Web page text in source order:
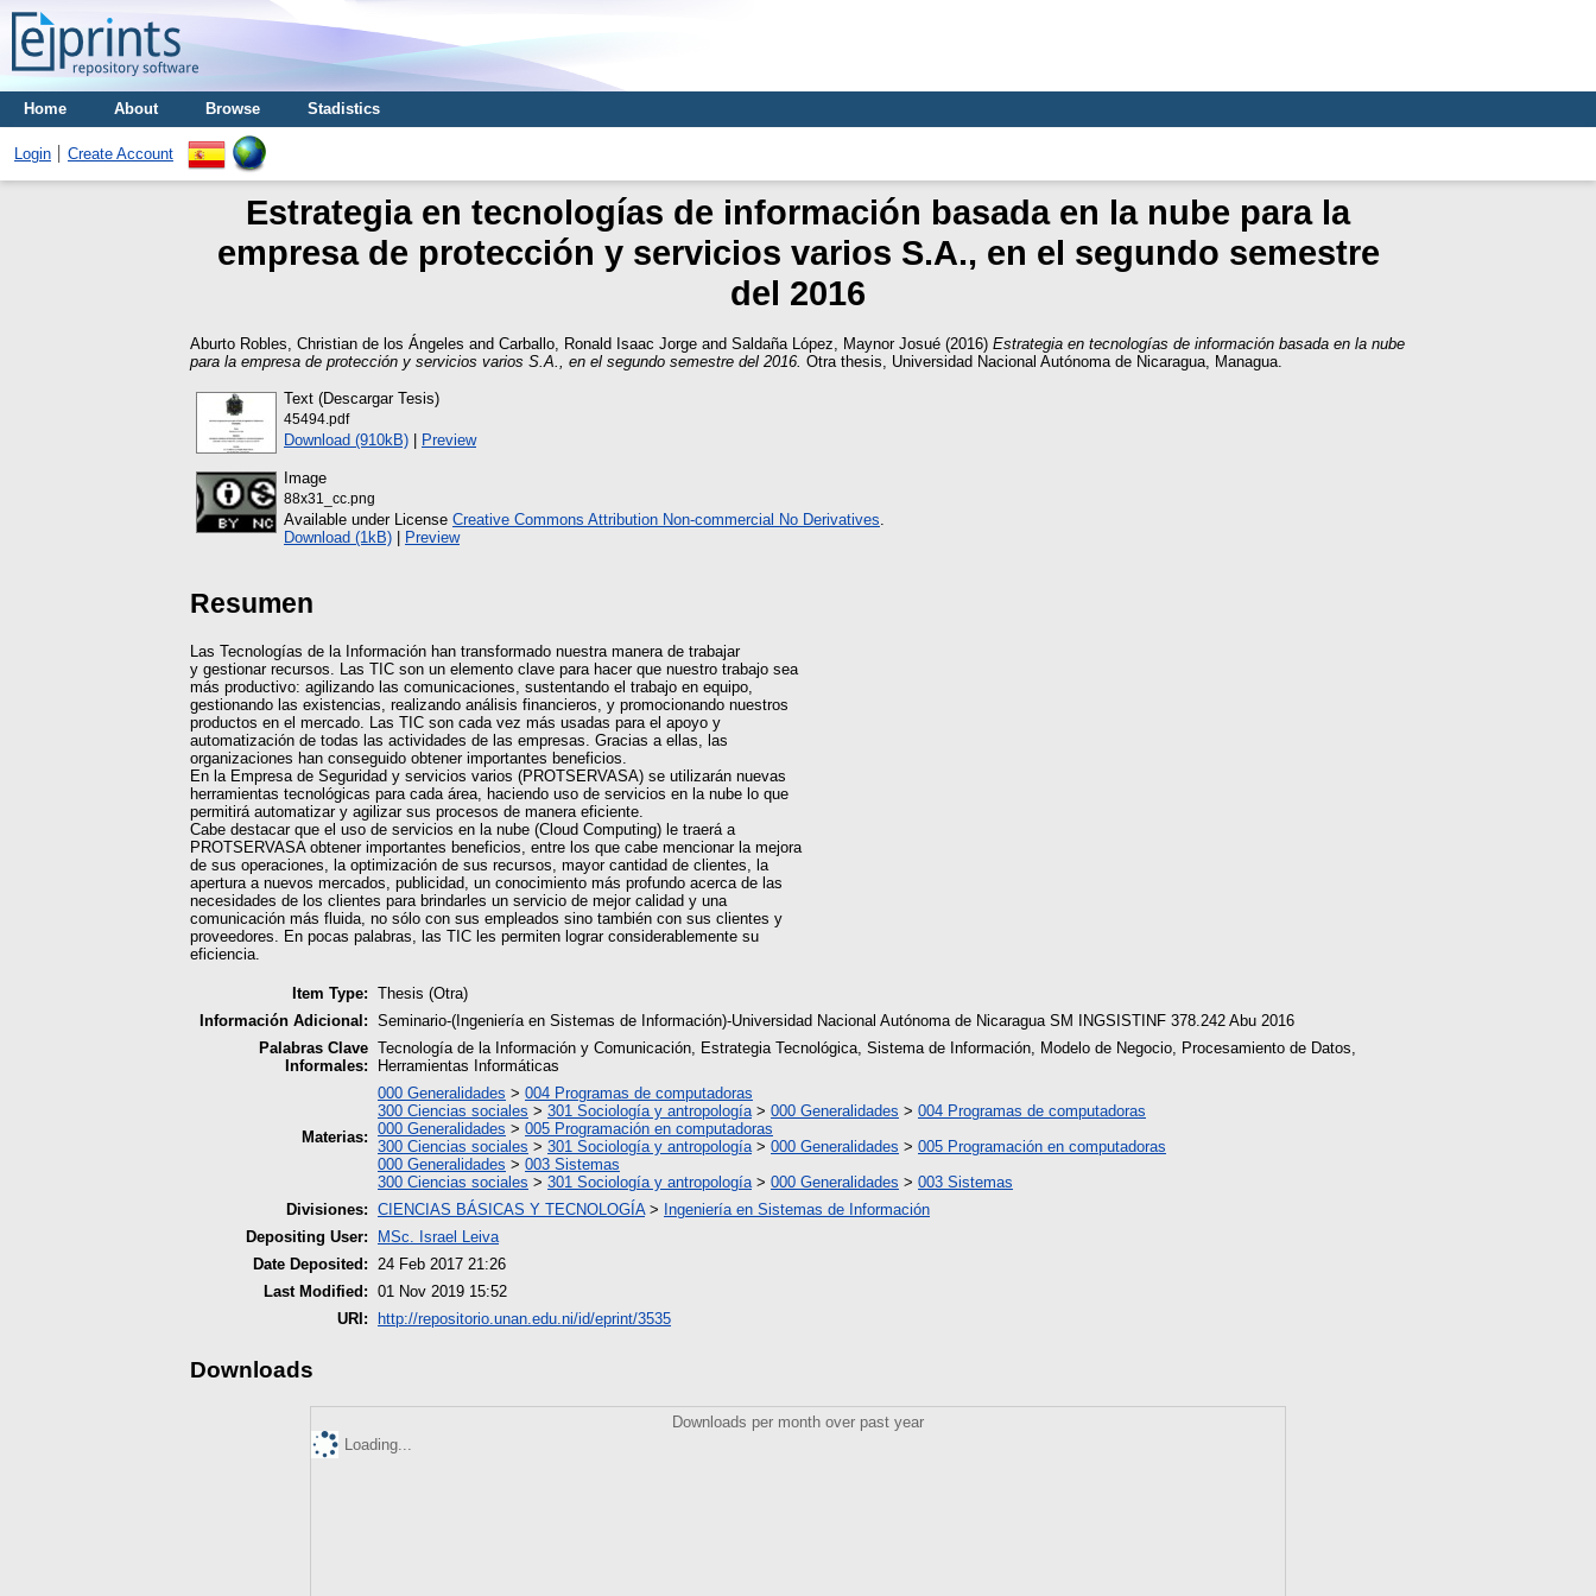
Home About Browse Stadistics
Login Create Account
Estrategia en tecnologías de información basada en la nube para la
empresa de protección y servicios varios S.A., en el segundo semestre
del 2016
Aburto Robles, Christian de los Ángeles and Carballo, Ronald Isaac Jorge and Saldaña López, Maynor Josué (2016) Estrategia en tecnologías de información basada en la nube
para la empresa de protección y servicios varios S.A., en el segundo semestre del 2016. Otra thesis, Universidad Nacional Autónoma de Nicaragua, Managua.
Text (Descargar Tesis)
45494.pdf
Download (910kB) | Preview
Image
88x31_cc.png
Available under License Creative Commons Attribution Non-commercial No Derivatives
Download (1kB) | Preview
Resumen
Las Tecnologías de la Información han transformado nuestra manera de trabajar
y gestionar recursos. Las TIC son un elemento clave para hacer que nuestro trabajo sea
más productivo: agilizando las comunicaciones, sustentando el trabajo en equipo,
gestionando las existencias, realizando análisis financieros, y promocionando nuestros
productos en el mercado. Las TIC son cada vez más usadas para el apoyo y
automatización de todas las actividades de las empresas. Gracias a ellas, las
organizaciones han conseguido obtener importantes beneficios.
En la Empresa de Seguridad y servicios varios (PROTSERVASA) se utilizarán nuevas
herramientas tecnológicas para cada área, haciendo uso de servicios en la nube lo que
permitirá automatizar y agilizar sus procesos de manera eficiente.
Cabe destacar que el uso de servicios en la nube (Cloud Computing) le traerá a
PROTSERVASA obtener importantes beneficios, entre los que cabe mencionar la mejora
de sus operaciones, la optimización de sus recursos, mayor cantidad de clientes, la
apertura a nuevos mercados, publicidad, un conocimiento más profundo acerca de las
necesidades de los clientes para brindarles un servicio de mejor calidad y una
comunicación más fluida, no sólo con sus empleados sino también con sus clientes y
proveedores. En pocas palabras, las TIC les permiten lograr considerablemente su
eficiencia.
Item Type: Thesis (Otra)
Información Adicional: Seminario-(Ingeniería en Sistemas de Información)-Universidad Nacional Autónoma de Nicaragua SM INGSISTINF 378.242 Abu 2016
Palabras Clave
Informales:
Tecnología de la Información y Comunicación, Estrategia Tecnológica, Sistema de Información, Modelo de Negocio, Procesamiento de Datos,
Herramientas Informáticas
Materias:
000 Generalidades > 004 Programas de computadoras
300 Ciencias sociales > 301 Sociología y antropología > 000 Generalidades > 004 Programas de computadoras
000 Generalidades > 005 Programación en computadoras
300 Ciencias sociales > 301 Sociología y antropología > 000 Generalidades > 005 Programación en computadoras
000 Generalidades > 003 Sistemas
300 Ciencias sociales > 301 Sociología y antropología > 000 Generalidades > 003 Sistemas
Divisiones: CIENCIAS BÁSICAS Y TECNOLOGÍA> Ingeniería en Sistemas de Información
Depositing User:
MSc. Israel Leiva
Date Deposited:
24 Feb 2017 21:26
Last Modified: 01 Nov 2019 15:52
URI:
http://repositorio.unan.edu.ni/id/eprint/3535
Downloads
Downloads per month over past year
Loading...